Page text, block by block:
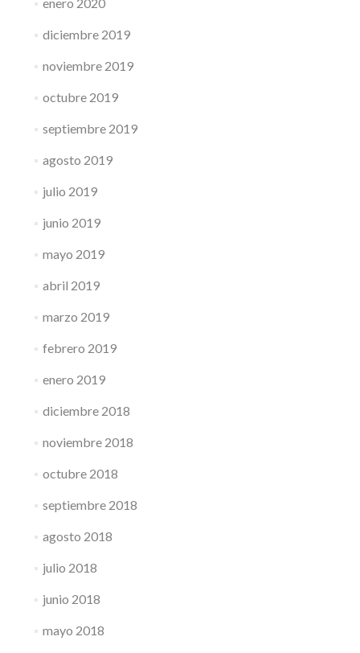
diciembre 2019
noviembre 2019
octubre 2019
septiembre 2019
agosto 2019
julio 2019
junio 2019
mayo 2019
abril 2019
marzo 2019
febrero 2019
enero 2019
diciembre 2018
noviembre 2018
octubre 2018
septiembre 2018
agosto 2018
julio 2018
junio 2018
mayo 2018